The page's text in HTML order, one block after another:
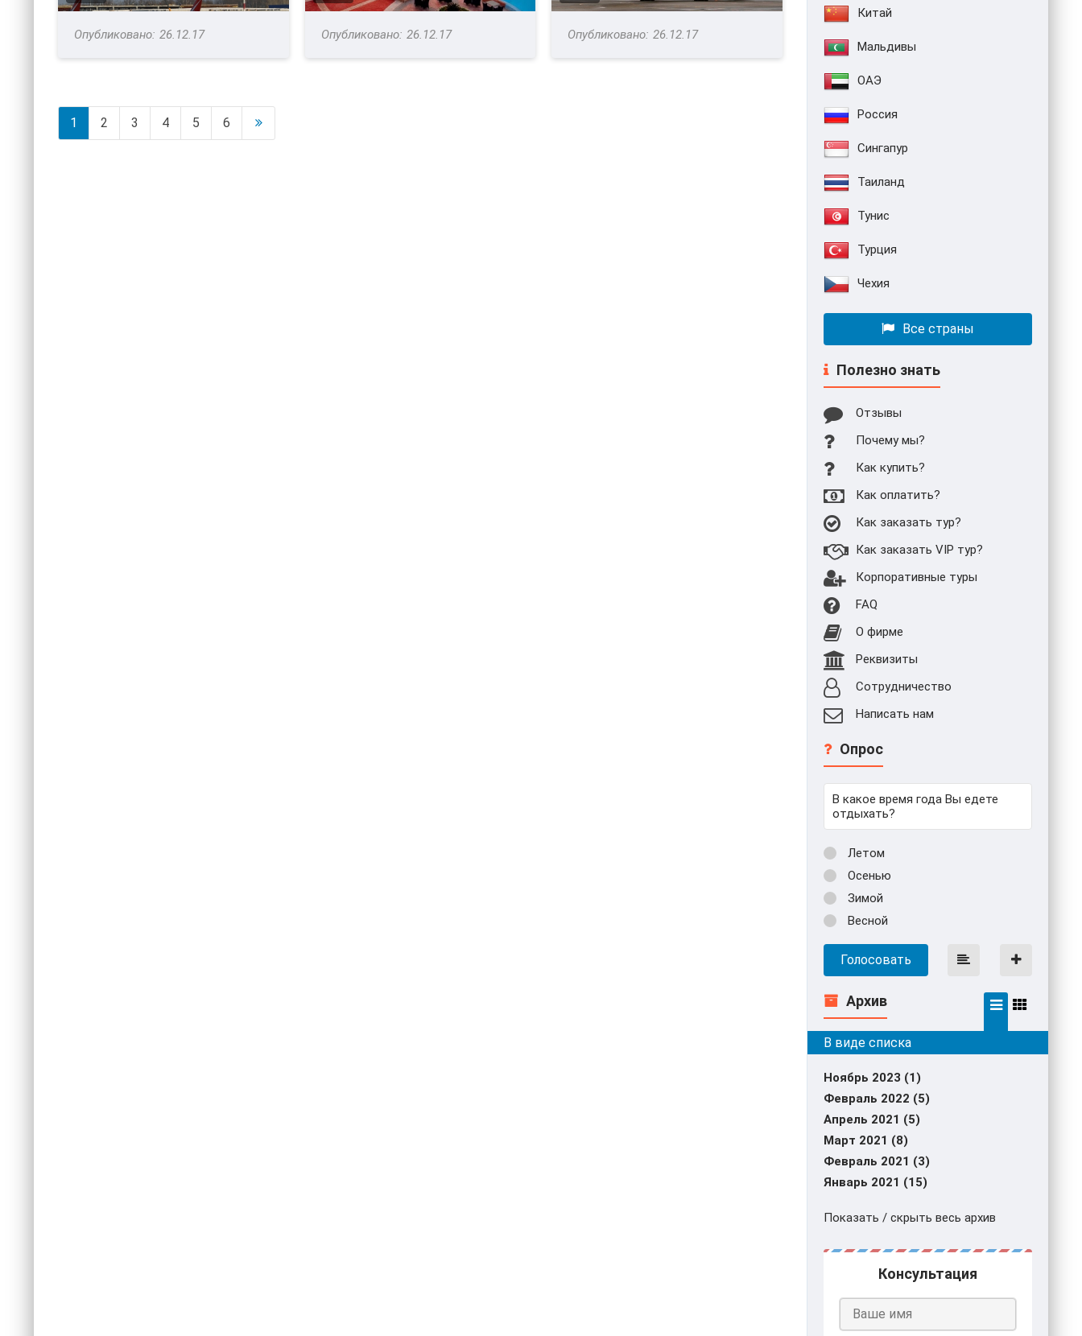
26.12.17 26.12.17 26.12.17
1 2 3 4 5 6
Китай
Мальдивы
ОАЭ
Россия
Сингапур
Таиланд
Тунис
Турция
Чехия
Все страны
Полезно знать
Отзывы
Почему мы?
Как купить?
Как оплатить?
Как заказать тур?
Как заказать VIP тур?
Корпоративные туры
FAQ
О фирме
Реквизиты
Сотрудничество
Написать нам
Опрос
В какое время года Вы едете
отдыхать?
Летом
Осенью
Зимой
Весной
Голосовать
Архив
Ноябрь 2023 (1)
Февраль 2022 (5)
Апрель 2021 (5)
Март 2021 (8)
Февраль 2021 (3)
Январь 2021 (15)
Показать / скрыть весь архив
Консультация